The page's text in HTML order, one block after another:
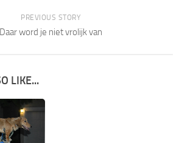
PREVIOUS STORY
Daar word je niet vrolijk van
LIKE...